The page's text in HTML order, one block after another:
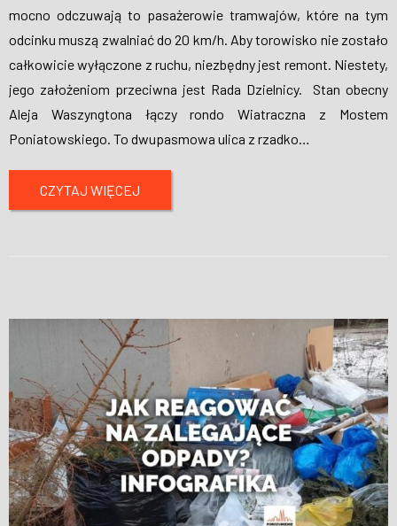
mocno odczuwają to pasażerowie tramwajów, które na tym
odcinku muszą zwalniać do 20 km/h. Aby torowisko nie zostało
całkowicie wyłączone z ruchu, niezbędny jest remont. Niestety,
jego założeniom przeciwna jest Rada Dzielnicy. Stan obecny
Aleja Waszyngtona łączy rondo Wiatraczna z Mostem
Poniatowskiego. To dwupasmowa ulica z rzadko…
CZYTAJ WIĘCEJ